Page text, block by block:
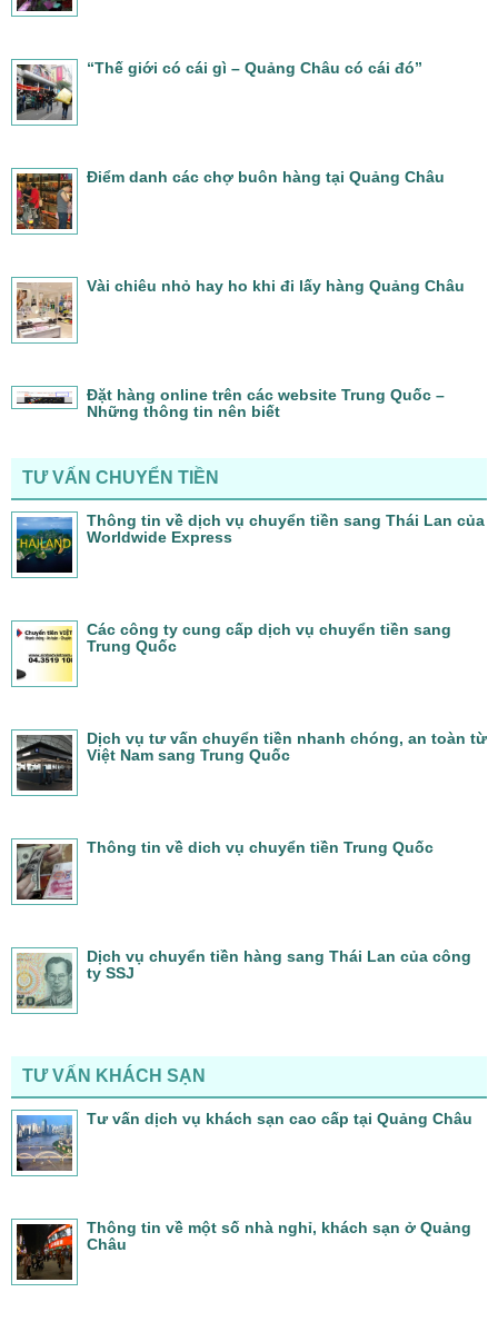
“Thế giới có cái gì – Quảng Châu có cái đó”
Điểm danh các chợ buôn hàng tại Quảng Châu
Vài chiêu nhỏ hay ho khi đi lấy hàng Quảng Châu
Đặt hàng online trên các website Trung Quốc –
Những thông tin nên biết
TƯ VẤN CHUYỂN TIỀN
Thông tin về dịch vụ chuyển tiền sang Thái Lan của
Worldwide Express
Các công ty cung cấp dịch vụ chuyển tiền sang
Trung Quốc
Dịch vụ tư vấn chuyển tiền nhanh chóng, an toàn từ
Việt Nam sang Trung Quốc
Thông tin về dich vụ chuyển tiền Trung Quốc
Dịch vụ chuyển tiền hàng sang Thái Lan của công
ty SSJ
TƯ VẤN KHÁCH SẠN
Tư vấn dịch vụ khách sạn cao cấp tại Quảng Châu
Thông tin về một số nhà nghỉ, khách sạn ở Quảng
Châu